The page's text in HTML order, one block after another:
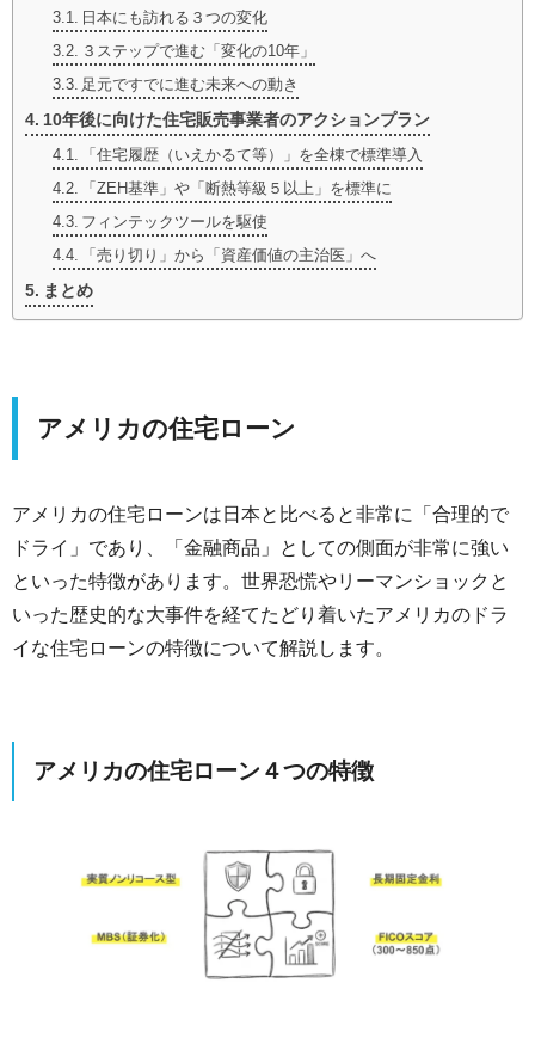
日本にも訪れる３つの変化
３ステップで進む「変化の10年」
足元ですでに進む未来への動き
10年後に向けた住宅販売事業者のアクションプラン
「住宅履歴（いえかるて等）」を全棟で標準導入
「ZEH基準」や「断熱等級５以上」を標準に
フィンテックツールを駆使
「売り切り」から「資産価値の主治医」へ
まとめ
アメリカの住宅ローン
アメリカの住宅ローンは日本と比べると非常に「合理的で
ドライ」であり、「金融商品」としての側面が非常に強い
といった特徴があります。世界恐慌やリーマンショックと
いった歴史的な大事件を経てたどり着いたアメリカのドラ
イな住宅ローンの特徴について解説します。
アメリカの住宅ローン４つの特徴